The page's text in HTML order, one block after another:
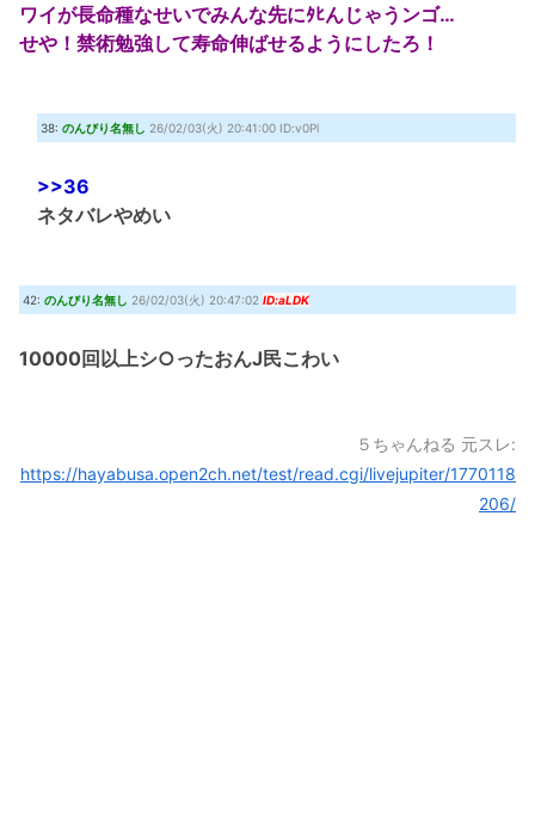
ワイが長命種なせいでみんな先にﾀﾋんじゃうンゴ…
せや！禁術勉強して寿命伸ばせるようにしたろ！
38: のんびり名無し 26/02/03(火) 20:41:00 ID:v0Pl
>>36
ネタバレやめい
42: のんびり名無し 26/02/03(火) 20:47:02 ID:aLDK
10000回以上シ○ったおんJ民こわい
５ちゃんねる 元スレ:
https://hayabusa.open2ch.net/test/read.cgi/livejupiter/1770118
206/